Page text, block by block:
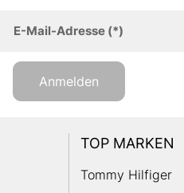
E-Mail-Adresse(*)
Anmelden
TOP MARKEN
Tommy Hilfiger